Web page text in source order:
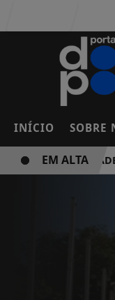
INÍCIO SOBRE
NOVA UNIDADE DO
EM ALTA